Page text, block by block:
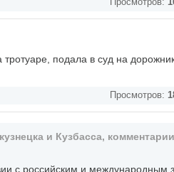
Просмотров:
подала в суд на
Просмотров:
и Кузбасса,
с российским и международным